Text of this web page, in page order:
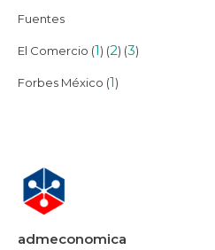
Fuentes
El Comercio (1) (2) (3)
Forbes México (1)
admeconomica